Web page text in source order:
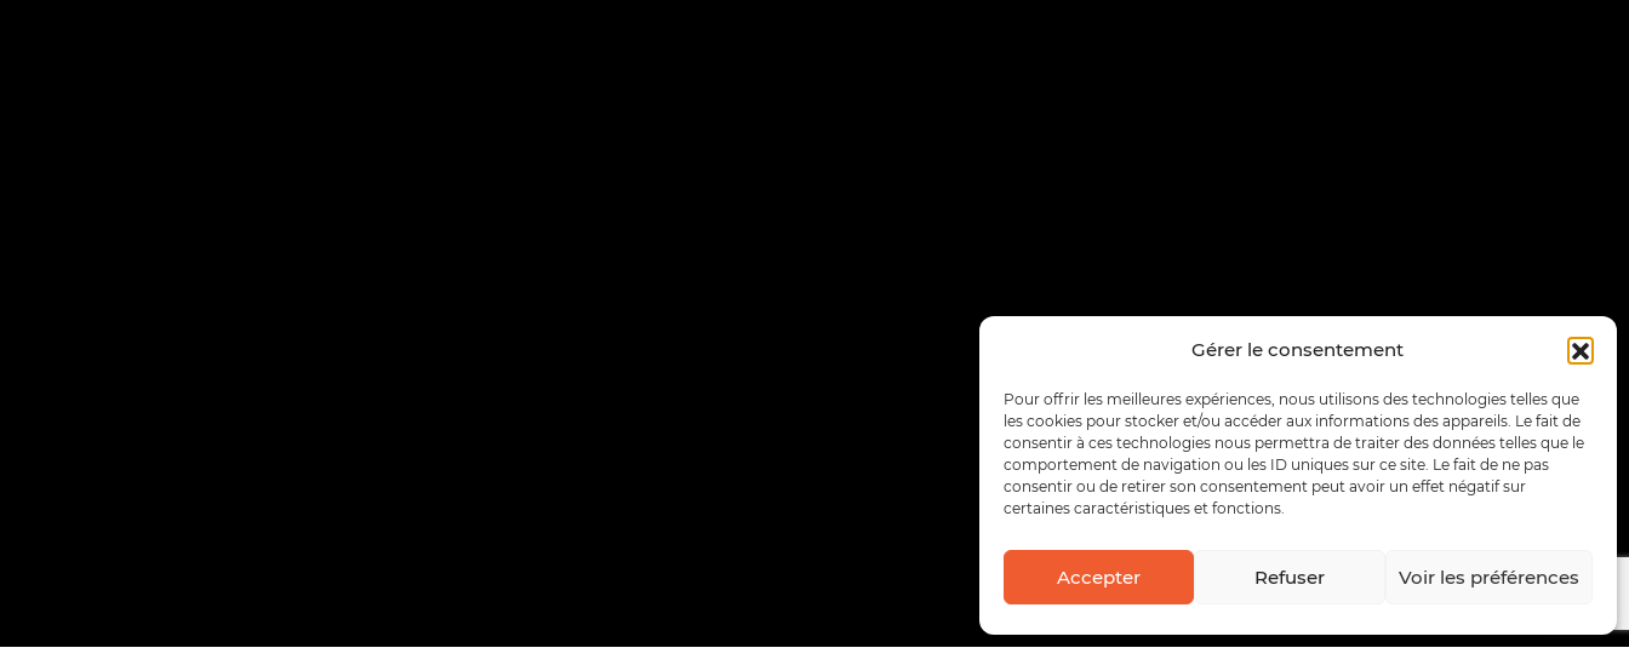
Gérer le consentement
Pour offrir les meilleures expériences, nous utilisons des technologies telles que
les cookies pour stocker et/ou accéder aux informations des appareils. Le fait de
consentir à ces technologies nous permettra de traiter des données telles que le
comportement de navigation ou les ID uniques sur ce site. Le fait de ne pas
consentir ou de retirer son consentement peut avoir un effet négatif sur
certaines caractéristiques et fonctions.
Accepter Refuser Voir les préférences